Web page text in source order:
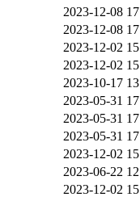
2023-12-08
2023-12-08
2023-12-02
2023-12-02
2023-10-17
2023-05-31
2023-05-31
2023-05-31
2023-12-02
2023-06-22
2023-12-02